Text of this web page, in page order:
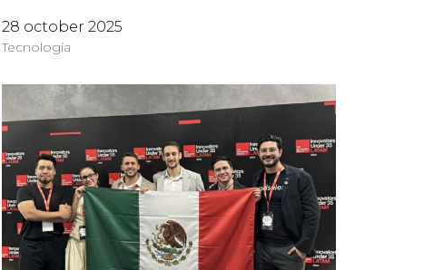
28 october 2025
Tecnología